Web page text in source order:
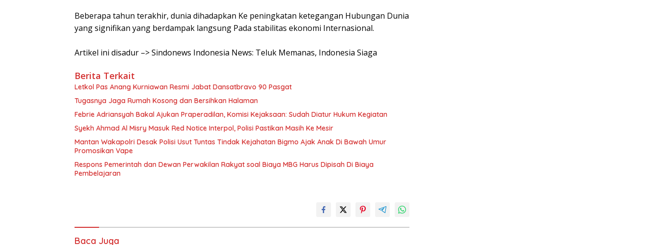
Beberapa tahun terakhir, dunia dihadapkan Ke peningkatan ketegangan Hubungan Dunia
yang signifikan yang berdampak langsung Pada stabilitas ekonomi Internasional.
Artikel ini disadur –> Sindonews Indonesia News: Teluk Memanas, Indonesia Siaga
Berita Terkait
Letkol Pas Anang Kurniawan Resmi Jabat Dansatbravo 90 Pasgat
Tugasnya Jaga Rumah Kosong dan Bersihkan Halaman
Febrie Adriansyah Bakal Ajukan Praperadilan, Komisi Kejaksaan: Sudah Diatur Hukum Kegiatan
Syekh Ahmad Al Misry Masuk Red Notice Interpol, Polisi Pastikan Masih Ke Mesir
Mantan Wakapolri Desak Polisi Usut Tuntas Tindak Kejahatan Bigmo Ajak Anak Di Bawah Umur
Promosikan Vape
Respons Pemerintah dan Dewan Perwakilan Rakyat soal Biaya MBG Harus Dipisah Di Biaya
Pembelajaran
Baca Juga